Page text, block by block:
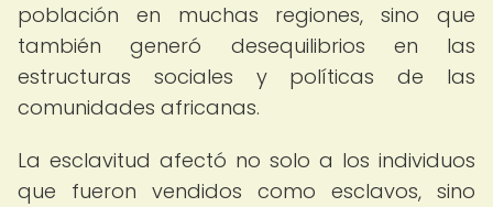
población en muchas regiones, sino que
también generó desequilibrios en las
estructuras sociales y políticas de las
comunidades africanas.
La esclavitud afectó no solo a los individuos
que fueron vendidos como esclavos, sino